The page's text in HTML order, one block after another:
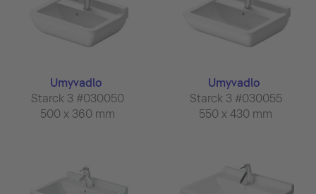
Umyvadlo
Starck 3 #030050
500 x 360 mm
Umyvadlo
Starck 3 #030055
550 x 430 mm